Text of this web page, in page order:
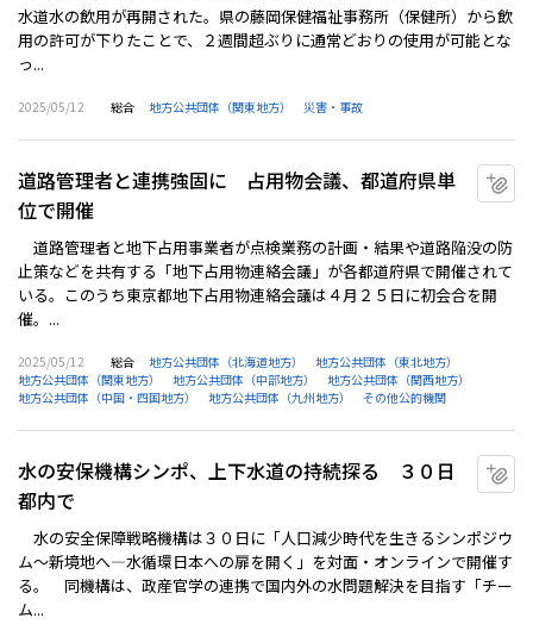
水道水の飲用が再開された。県の藤岡保健福祉事務所（保健所）から飲
用の許可が下りたことで、２週間超ぶりに通常どおりの使用が可能とな
っ...
2025/05/12 総合 地方公共団体（関東地方） 災害・事故
道路管理者と連携強固に 占用物会議、都道府県単
位で開催
道路管理者と地下占用事業者が点検業務の計画・結果や道路陥没の防
止策などを共有する「地下占用物連絡会議」が各都道府県で開催されて
いる。このうち東京都地下占用物連絡会議は４月２５日に初会合を開
催。...
2025/05/12 総合 地方公共団体（北海道地方）
地方公共団体（東北地方）
地方公共団体（関東地方）
地方公共団体（中部地方）
地方公共団体（関西地方）
地方公共団体（中国・四国地方）
地方公共団体（九州地方） その他公的機関
水の安保機構シンポ、上下水道の持続探る ３０日
都内で
水の安全保障戦略機構は３０日に「人口減少時代を生きるシンポジウ
ム～新境地へ―水循環日本への扉を開く」を対面・オンラインで開催す
る。 同機構は、政産官学の連携で国内外の水問題解決を目指す「チー
ム...